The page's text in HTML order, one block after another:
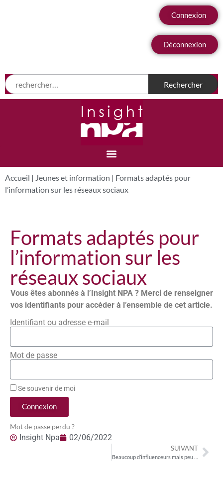
Connexion
Déconnexion
Accueil | Jeunes et information | Formats adaptés pour
l’information sur les réseaux sociaux
Formats adaptés pour
l’information sur les
réseaux sociaux
Vous êtes abonnés à l’Insight NPA ? Merci de renseigner
vos identifiants pour accéder à l’ensemble de cet article.
Identifiant ou adresse e-mail
Mot de passe
Se souvenir de moi
Connexion
Mot de passe perdu ?
Insight Npa 02/06/2022
SUIVANT